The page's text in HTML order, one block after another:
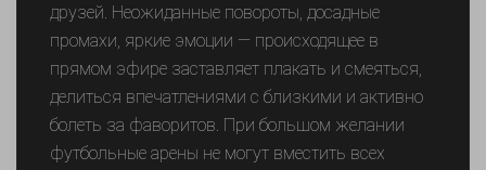
друзей. Неожиданные повороты, досадные
промахи, яркие эмоции — происходящее в
прямом эфире заставляет плакать и смеяться,
делиться впечатлениями с близкими и активно
болеть за фаворитов. При большом желании
футбольные арены не могут вместить всех